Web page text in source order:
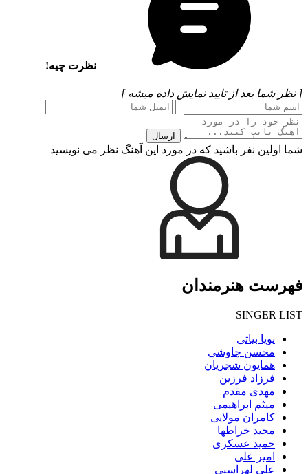
نظرت چیه!
[ نظر شما بعد از تایید نمایش داده میشه ]
ارسال
شما اولین نفر باشید که در مورد این آهنگ نظر می نویسید
فهرست هنرمندان
SINGER LIST
پویا بیاتی
محسن چاوشی
همایون شجریان
فرزاد فرزین
مهدی مقدم
میثم ابراهیمی
کامران مولایی
مجید خراطها
حمید عسکری
امیر علی
علی لهراسبی